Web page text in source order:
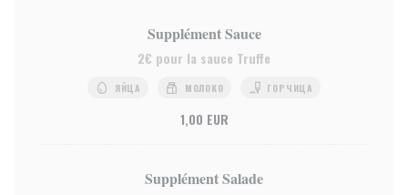
Supplément Sauce
2€ pour la sauce Truffe
ЯЙЦА МОЛОКО ГОРЧИЦА
1,00 EUR
Supplément Salade